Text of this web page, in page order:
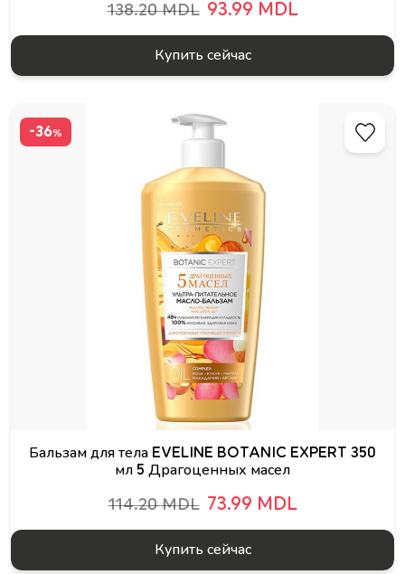
138.20 MDL 93.99 MDL
Купить сейчас
-36%
Бальзам для тела EVELINE BOTANIC EXPERT 350
мл 5 Драгоценных масел
114.20 MDL 73.99 MDL
Купить сейчас